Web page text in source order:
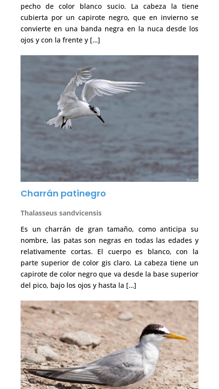
pecho de color blanco sucio. La cabeza la tiene
cubierta por un capirote negro, que en invierno se
convierte en una banda negra en la nuca desde los
ojos y con la frente y […]
Charrán patinegro
Thalasseus sandvicensis
Es un charrán de gran tamaño, como anticipa su
nombre, las patas son negras en todas las edades y
relativamente cortas. El cuerpo es blanco, con la
parte superior de color gis claro. La cabeza tiene un
capirote de color negro que va desde la base superior
del pico, bajo los ojos y hasta la […]